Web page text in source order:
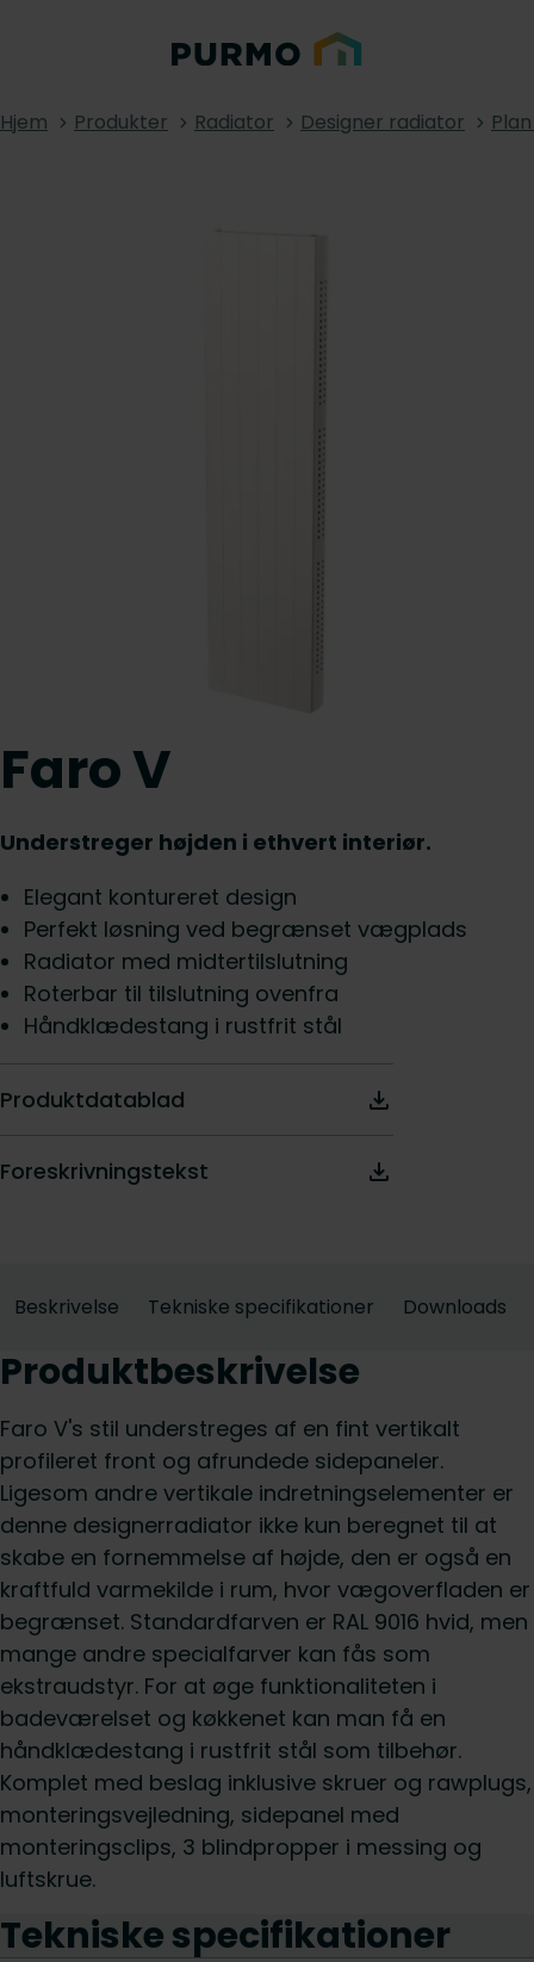
Hjem Produkter Radiator Designer radiator
Faro V
Understreger højden i ethvert interiør.
Elegant kontureret design
Perfekt løsning ved begrænset vægplads
Radiator med midtertilslutning
Roterbar til tilslutning ovenfra
Håndklædestang i rustfrit stål
Produktdatablad
Foreskrivningstekst
Beskrivelse Tekniske specifikationer Downloads
Produktbeskrivelse
Faro V's stil understreges af en fint vertikalt
profileret front og afrundede sidepaneler.
Ligesom andre vertikale indretningselementer er
denne designerradiator ikke kun beregnet til at
skabe en fornemmelse af højde, den er også en
kraftfuld varmekilde i rum, hvor vægoverfladen er
begrænset. Standardfarven er RAL 9016 hvid, men
mange andre specialfarver kan fås som
ekstraudstyr. For at øge funktionaliteten i
badeværelset og køkkenet kan man få en
håndklædestang i rustfrit stål som tilbehør.
Komplet med beslag inklusive skruer og rawplugs,
monteringsvejledning, sidepanel med
monteringsclips, 3 blindpropper i messing og
luftskrue.
Tekniske specifikationer